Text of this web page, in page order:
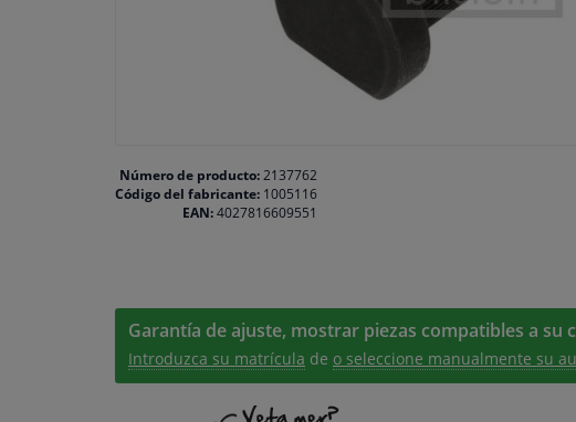
Número de producto:2137762
Código del fabricante: 1005116
EAN:4027816609551
Garantía de ajuste, mostrar piezas compatibles a su
Introduzca su matrícula de o seleccione manualmente su